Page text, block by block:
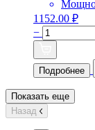
1152.00 ₽
−
Подробнее
Показать еще
Назад